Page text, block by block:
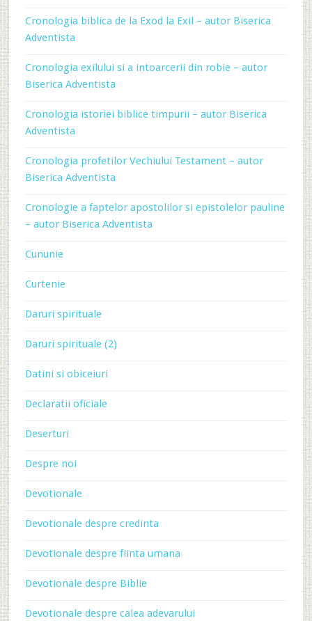
Cronologia biblica de la Exod la Exil – autor Biserica
Adventista
Cronologia exilului si a intoarcerii din robie – autor
Biserica Adventista
Cronologia istoriei biblice timpurii – autor Biserica
Adventista
Cronologia profetilor Vechiului Testament – autor
Biserica Adventista
Cronologie a faptelor apostolilor si epistolelor pauline
– autor Biserica Adventista
Cununie
Curtenie
Daruri spirituale
Daruri spirituale (2)
Datini si obiceiuri
Declaratii oficiale
Deserturi
Despre noi
Devotionale
Devotionale despre credinta
Devotionale despre fiinta umana
Devotionale despre Biblie
Devotionale despre calea adevarului